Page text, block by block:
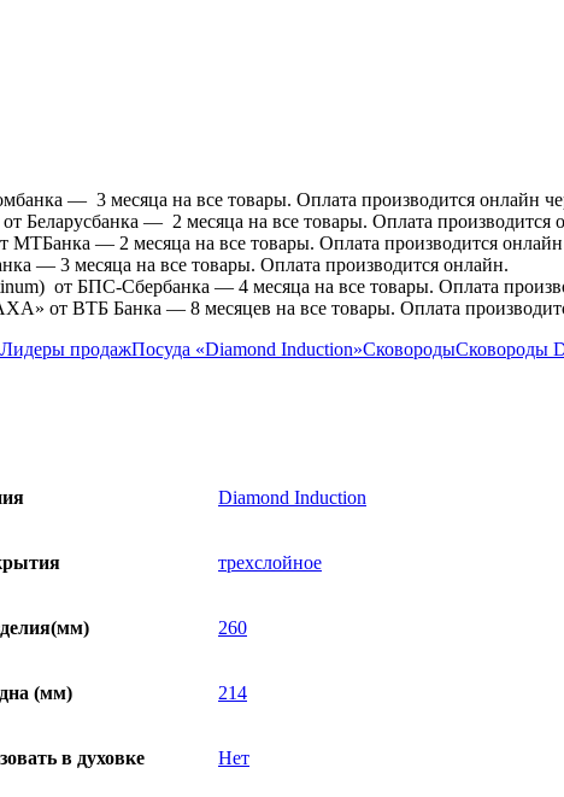
— 3 месяца на все товары. Оплата производится онлайн
Беларусбанка — 2 месяца на все товары. Оплата производится
МТБанка — 2 месяца на все товары. Оплата производится онлайн
— 3 месяца на все товары. Оплата производится онлайн.
от БПС-Сбербанка — 4 месяца на все товары. Оплата
от ВТБ Банка — 8 месяцев на все товары. Оплата
Лидеры продажПосуда «Diamond Induction»СковородыСковороды
Diamond Induction
трехслойное
260
(мм) 214
в духовке Нет